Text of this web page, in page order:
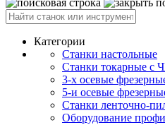
Категории
Станки настольные
Станки токарные с
3-х осевые
5-и осевые
Станки ленточно-
Оборудование